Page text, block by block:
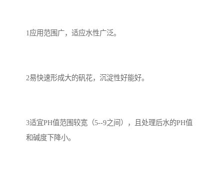
1应用范围广，适应水性广泛。
2易快速形成大的矾花，沉淀性好能好。
3适宜PH值范围较宽（5--9之间），且处理后水的PH值
和碱度下降小。